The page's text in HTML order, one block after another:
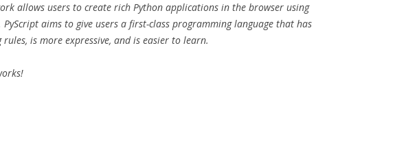
allows users to create rich Python applications in the browser using
PyScript aims to give users a first-class programming language that has
is more expressive, and is easier to learn.